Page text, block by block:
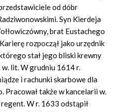
od dóbr
Syn Kierdeja
brat Eustachego
rozpoczął jako urzędnik
stał jego bliski krewny
w. lit. W grudniu 1614 r.
i rachunki skarbowe dla
Pracował także w kancelarii w.
W r. 1633 odstąpił